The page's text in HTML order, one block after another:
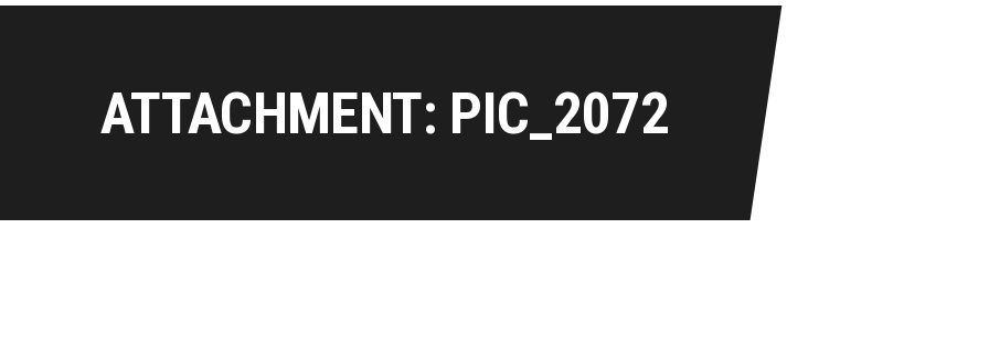
ATTACHMENT: PIC_2072